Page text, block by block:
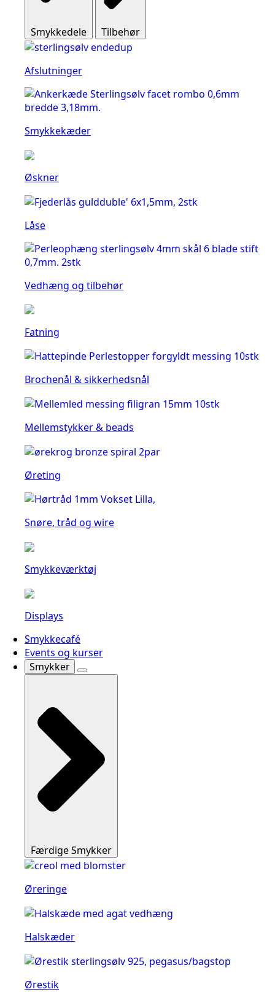
Smykkedele Tilbehør
Afslutninger
Smykkekæder
Øskner
Låse
Vedhæng og tilbehør
Fatning
Brochenål & sikkerhedsnål
Mellemstykker & beads
Øreting
Snøre, tråd og wire
Smykkeværktøj
Displays
Smykkecafé
Events og kurser
Smykker
Færdige Smykker
Øreringe
Halskæder
Ørestik